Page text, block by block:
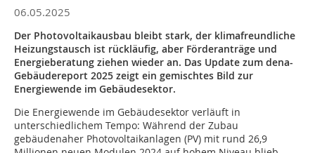
06.05.2025
Der Photovoltaikausbau bleibt stark, der klimafreundliche
Heizungstausch ist rückläufig, aber Förderanträge und
Energieberatung ziehen wieder an. Das Update zum dena-
Gebäudereport 2025 zeigt ein gemischtes Bild zur
Energiewende im Gebäudesektor.
Die Energiewende im Gebäudesektor verläuft in
unterschiedlichem Tempo: Während der Zubau
gebäudenaher Photovoltaikanlagen (PV) mit rund 26,9